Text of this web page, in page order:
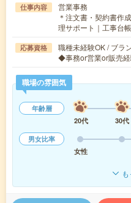
仕事内容
営業事務
＊注文書・契約書作
理サポート｜工事台
応募資格
職種未経験OK / ブラ
◆事務or営業or販売
職場の雰囲気
年齢層
20代
30代
男女比率
女性